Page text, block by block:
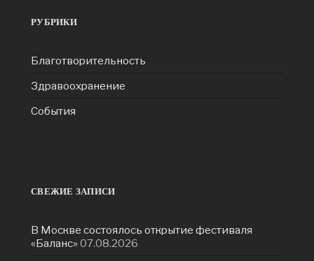
РУБРИКИ
Благотворительность
Здравоохранение
События
СВЕЖИЕ ЗАПИСИ
В Москве состоялось открытие фестиваля
«Баланс» 07.08.2026